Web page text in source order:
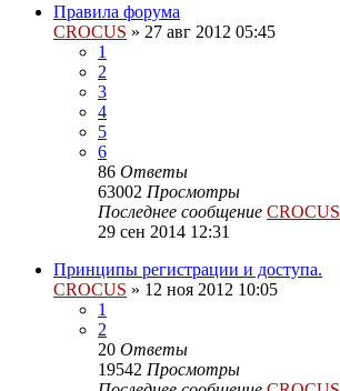
Правила форума
CROCUS » 27 авг 2012 05:45
1
2
3
4
5
6
86 Ответы
63002 Просмотры
Последнее сообщение CROCUS
29 сен 2014 12:31
Принципы регистрации и доступа.
CROCUS » 12 ноя 2012 10:05
1
2
20 Ответы
19542 Просмотры